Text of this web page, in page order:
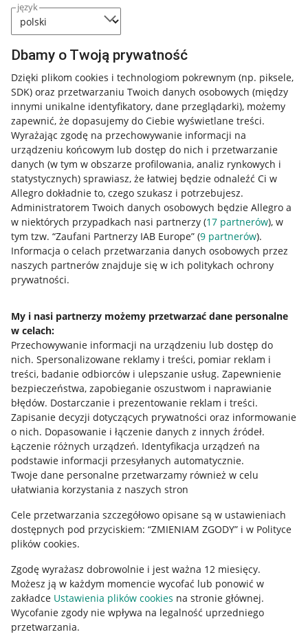
język
Dbamy o Twoją prywatność
Dzięki plikom cookies i technologiom pokrewnym (np. piksele,
SDK) oraz przetwarzaniu Twoich danych osobowych (między
innymi unikalne identyfikatory, dane przeglądarki), możemy
zapewnić, że dopasujemy do Ciebie wyświetlane treści.
Wyrażając zgodę na przechowywanie informacji na
urządzeniu końcowym lub dostęp do nich i przetwarzanie
danych (w tym w obszarze profilowania, analiz rynkowych i
statystycznych) sprawiasz, że łatwiej będzie odnaleźć Ci w
Allegro dokładnie to, czego szukasz i potrzebujesz.
Administratorem Twoich danych osobowych będzie Allegro a
w niektórych przypadkach nasi partnerzy (17 partnerów), w
tym tzw. “Zaufani Partnerzy IAB Europe” (9 partnerów).
Informacja o celach przetwarzania danych osobowych przez
naszych partnerów znajduje się w ich politykach ochrony
prywatności.
My i nasi partnerzy możemy przetwarzać dane personalne
w celach:
Przechowywanie informacji na urządzeniu lub dostęp do
nich. Spersonalizowane reklamy i treści, pomiar reklam i
treści, badanie odbiorców i ulepszanie usług. Zapewnienie
bezpieczeństwa, zapobieganie oszustwom i naprawianie
błędów. Dostarczanie i prezentowanie reklam i treści.
Zapisanie decyzji dotyczących prywatności oraz informowanie
o nich. Dopasowanie i łączenie danych z innych źródeł.
Łączenie różnych urządzeń. Identyfikacja urządzeń na
podstawie informacji przesyłanych automatycznie.
Twoje dane personalne przetwarzamy również w celu
ułatwiania korzystania z naszych stron
Cele przetwarzania szczegółowo opisane są w ustawieniach
dostępnych pod przyciskiem: “ZMIENIAM ZGODY” i w Polityce
plików cookies.
Zgodę wyrażasz dobrowolnie i jest ważna 12 miesięcy.
Możesz ją w każdym momencie wycofać lub ponowić w
zakładce Ustawienia plików cookies na stronie głównej.
Wycofanie zgody nie wpływa na legalność uprzedniego
przetwarzania.
Przydatne informacje
Jak to działa
Allegro Gadane dla sprzedających
Allegro Gadane dla kupujących
Mapa miejscowości
Informacje prawne
Regulamin
Polityka plików "cookies"
Ustawienia plików "cookies"
Udostępnianie lokalizacji
Informacje dla Aktu o Usługach Cyfrowych
Pobierz aplikację